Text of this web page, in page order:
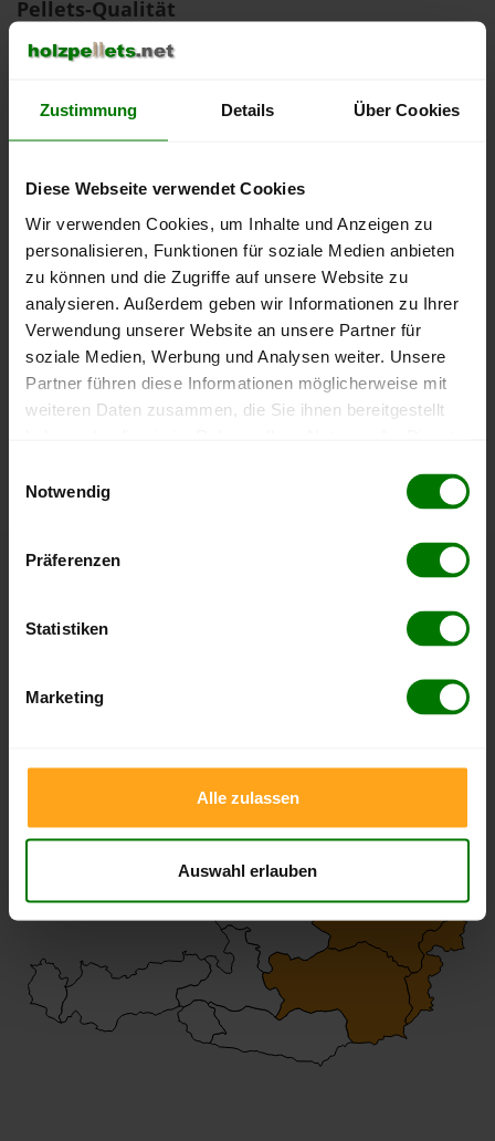
Zustimmung Details Über Cookies
Diese Webseite verwendet Cookies
Wir verwenden Cookies, um Inhalte und Anzeigen zu
personalisieren, Funktionen für soziale Medien anbieten
zu können und die Zugriffe auf unsere Website zu
analysieren. Außerdem geben wir Informationen zu Ihrer
Verwendung unserer Website an unsere Partner für
soziale Medien, Werbung und Analysen weiter. Unsere
Partner führen diese Informationen möglicherweise mit
weiteren Daten zusammen, die Sie ihnen bereitgestellt
Notwendig
Präferenzen
Statistiken
Marketing
Alle zulassen
Auswahl erlauben
Pellets-Qualität
ENplus-A1
Zahlungsarten
Durchschnittliche Lieferfrist
26 Werktage
Extra-Optionen
Schlauchlänge LKW-Größe
Anmerkung: Nicht jede Option ist in jeder Postleitzahl innerhalb des
Liefergebiet